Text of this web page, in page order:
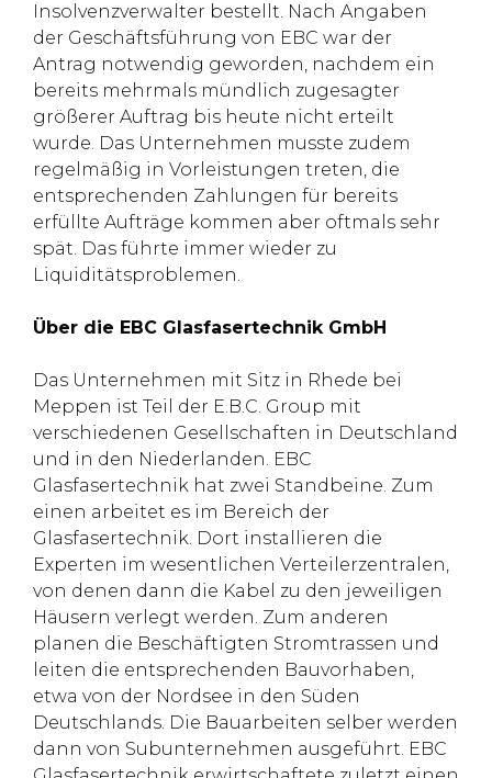
Insolvenzverwalter bestellt. Nach Angaben
der Geschäftsführung von EBC war der
Antrag notwendig geworden, nachdem ein
bereits mehrmals mündlich zugesagter
größerer Auftrag bis heute nicht erteilt
wurde. Das Unternehmen musste zudem
regelmäßig in Vorleistungen treten, die
entsprechenden Zahlungen für bereits
erfüllte Aufträge kommen aber oftmals sehr
spät. Das führte immer wieder zu
Liquiditätsproblemen.
Über die EBC Glasfasertechnik GmbH
Das Unternehmen mit Sitz in Rhede bei
Meppen ist Teil der E.B.C. Group mit
verschiedenen Gesellschaften in Deutschland
und in den Niederlanden. EBC
Glasfasertechnik hat zwei Standbeine. Zum
einen arbeitet es im Bereich der
Glasfasertechnik. Dort installieren die
Experten im wesentlichen Verteilerzentralen,
von denen dann die Kabel zu den jeweiligen
Häusern verlegt werden. Zum anderen
planen die Beschäftigten Stromtrassen und
leiten die entsprechenden Bauvorhaben,
etwa von der Nordsee in den Süden
Deutschlands. Die Bauarbeiten selber werden
dann von Subunternehmen ausgeführt. EBC